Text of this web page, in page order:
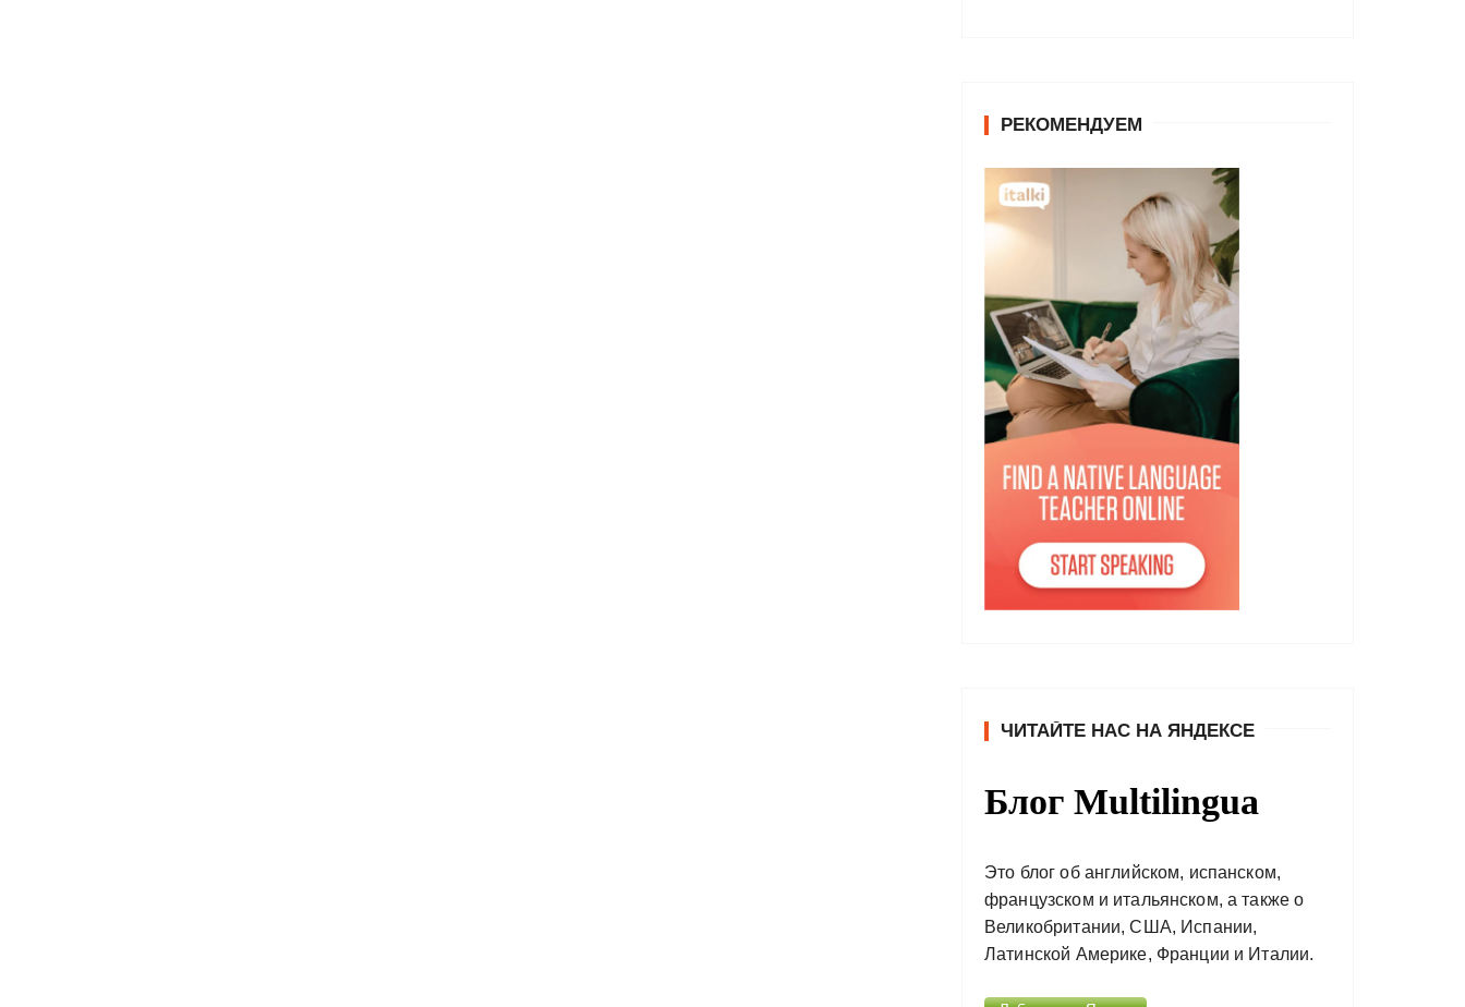
РЕКОМЕНДУЕМ
ЧИТАЙТЕ НАС НА ЯНДЕКСЕ
Блог Multilingua
Это блог об английском, испанском,
французском и итальянском, а также о
Великобритании, США, Испании,
Латинской Америке, Франции и Италии.